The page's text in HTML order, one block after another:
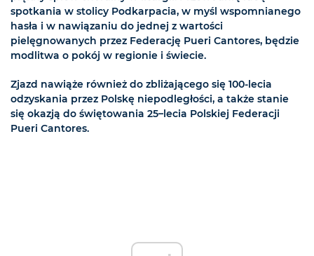
spotkania w stolicy Podkarpacia, w myśl wspomnianego
hasła i w nawiązaniu do jednej z wartości
pielęgnowanych przez Federację Pueri Cantores, będzie
modlitwa o pokój w regionie i świecie.
Zjazd nawiąże również do zbliżającego się 100-lecia
odzyskania przez Polskę niepodległości, a także stanie
się okazją do świętowania 25–lecia Polskiej Federacji
Pueri Cantores.